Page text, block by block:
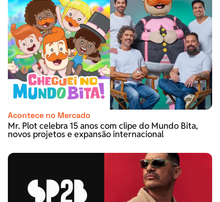
Acontece no Mercado
Mr. Plot celebra 15 anos com clipe do Mundo Bita,
novos projetos e expansão internacional